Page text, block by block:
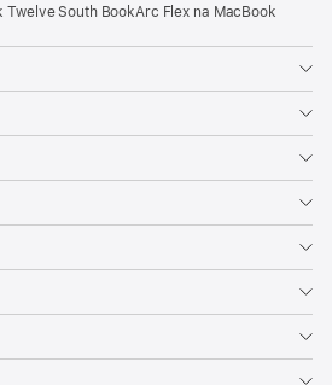
Twelve South BookArc Flex na MacBook